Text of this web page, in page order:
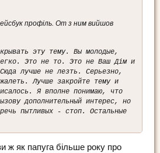
профіль. От з ним вийшов
эту тему. Вы молодые,
Это не то. Это не Ваш Дім и
лучше не лезть. Серьезно,
Лучше закройте тему и
Я вполне понимаю, что
дополнительный интерес, но
пытливых - стоп. Остальные
ж як папуга більше року про